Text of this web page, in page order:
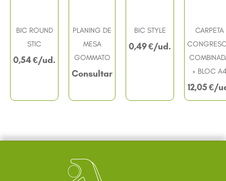
BIC ROUND
STIC
0,54€
PLANING DE
MESA
GOMMATO
Consultar
BIC STYLE
0,49€
CARPETA
+ BLOC
12,05€